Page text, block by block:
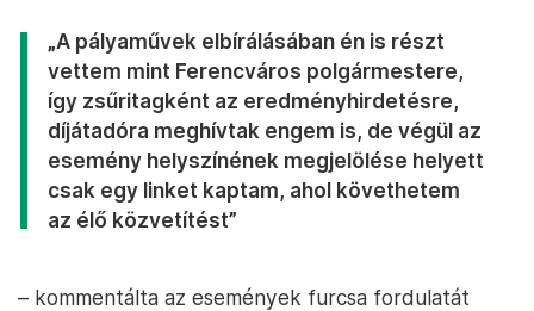
„A pályaművek elbírálásában én is részt
vettem mint Ferencváros polgármestere,
így zsűritagként az eredményhirdetésre,
díjátadóra meghívtak engem is, de végül az
esemény helyszínének megjelölése helyett
csak egy linket kaptam, ahol követhetem
az élő közvetítést”
– kommentálta az események furcsa fordulatát